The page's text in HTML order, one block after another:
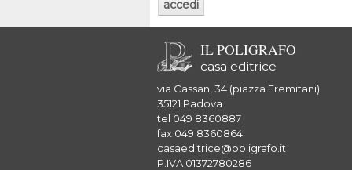
IL POLIGRAFO
casa editrice
via Cassan, 34 (piazza Eremitani)
35121 Padova
tel 049 8360887
fax 049 8360864
casaeditrice@poligrafo.it
P.IVA 01372780286